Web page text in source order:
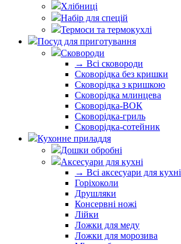
Хлібниці
Набір для спецій
Термоси та термокухлі
Посуд для приготування
Сковороди
→ Всі сковороди
Сковорідка без кришки
Сковорідка з кришкою
Сковорідка млинцева
Сковорідка-ВОК
Сковорідка-гриль
Сковорідка-сотейник
Кухонне приладдя
Дошки обробні
Аксесуари для кухні
→ Всі аксесуари для кухні
Горіхоколи
Друшляки
Консервні ножі
Лійки
Ложки для меду
Ложки для морозива